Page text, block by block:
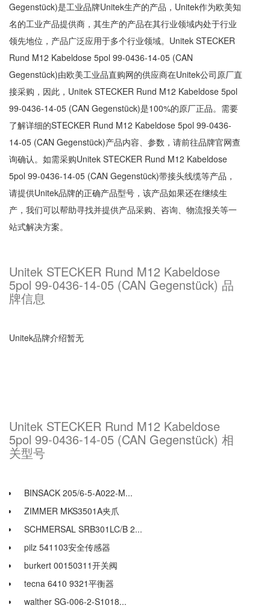
Gegenstück)是工业品牌Unitek生产的产品，Unitek作为欧美知
名的工业产品提供商，其生产的产品在其行业领域内处于行业
领先地位，产品广泛应用于多个行业领域。Unitek STECKER
Rund M12 Kabeldose 5pol 99-0436-14-05 (CAN
Gegenstück)由欧美工业品直购网的供应商在Unitek公司原厂直
接采购，因此，Unitek STECKER Rund M12 Kabeldose 5pol
99-0436-14-05 (CAN Gegenstück)是100%的原厂正品。需要
了解详细的STECKER Rund M12 Kabeldose 5pol 99-0436-
14-05 (CAN Gegenstück)产品内容、参数，请前往品牌官网查
询确认。如需采购Unitek STECKER Rund M12 Kabeldose
5pol 99-0436-14-05 (CAN Gegenstück)带接头线缆等产品，
请提供Unitek品牌的正确产品型号，该产品如果还在继续生
产，我们可以帮助寻找并提供产品采购、咨询、物流报关等一
站式解决方案。
Unitek STECKER Rund M12 Kabeldose
5pol 99-0436-14-05 (CAN Gegenstück) 品
牌信息
Unitek品牌介绍暂无
Unitek STECKER Rund M12 Kabeldose
5pol 99-0436-14-05 (CAN Gegenstück) 相
关型号
BINSACK 205/6-5-A022-M...
ZIMMER MKS3501A夹爪
SCHMERSAL SRB301LC/B 2...
pilz 541103安全传感器
burkert 00150311开关阀
tecna 6410 9321平衡器
walther SG-006-2-S1018...